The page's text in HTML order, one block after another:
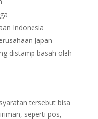
Indonesia
Japan
distamp basah oleh
tersebut bisa
seperti pos,